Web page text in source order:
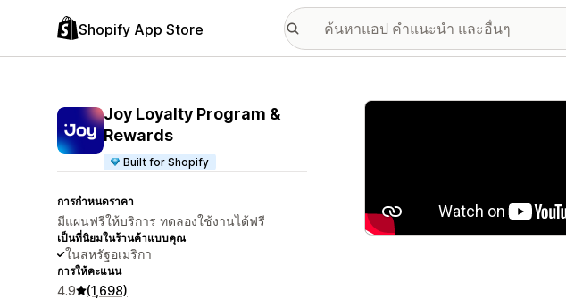
Shopify App Store
Joy Loyalty Program &
Rewards
Built for Shopify
การกำหนดราคา
มีแผนฟรีให้บริการ ทดลองใช้งานได้ฟรี
เป็นที่นิยมในร้านค้าแบบคุณ
ในสหรัฐอเมริกา
การให้คะแนน
4.9 (1,698)
แกลเลอรีรูปภาพที่แสดง